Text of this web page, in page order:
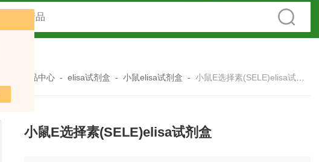
产品中心 -elisa试剂盒 -小鼠elisa试剂盒 -小鼠E选择素(SELE)elisa试剂盒
小鼠E选择素(SELE)elisa试剂盒